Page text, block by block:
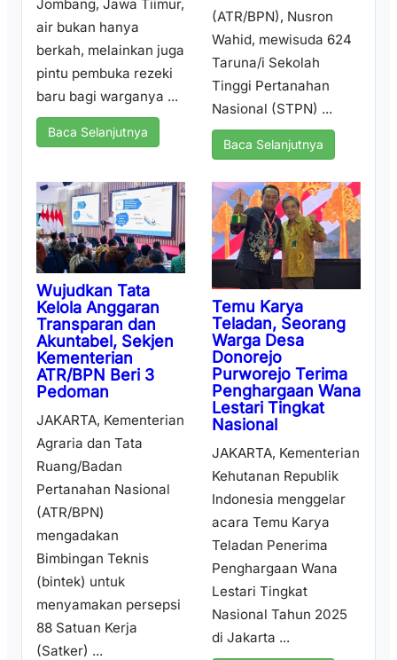
Jombang, Jawa Tiimur,
air bukan hanya
berkah, melainkan juga
pintu pembuka rezeki
baru bagi warganya ...
Baca Selanjutnya
(ATR/BPN), Nusron
Wahid, mewisuda 624
Taruna/i Sekolah
Tinggi Pertanahan
Nasional (STPN) ...
Baca Selanjutnya
Wujudkan Tata
Kelola Anggaran
Transparan dan
Akuntabel, Sekjen
Kementerian
ATR/BPN Beri 3
Pedoman
JAKARTA, Kementerian
Agraria dan Tata
Ruang/Badan
Pertanahan Nasional
(ATR/BPN)
mengadakan
Bimbingan Teknis
(bintek) untuk
menyamakan persepsi
88 Satuan Kerja
(Satker) ...
Temu Karya
Teladan, Seorang
Warga Desa
Donorejo
Purworejo Terima
Penghargaan Wana
Lestari Tingkat
Nasional
JAKARTA, Kementerian
Kehutanan Republik
Indonesia menggelar
acara Temu Karya
Teladan Penerima
Penghargaan Wana
Lestari Tingkat
Nasional Tahun 2025
di Jakarta ...